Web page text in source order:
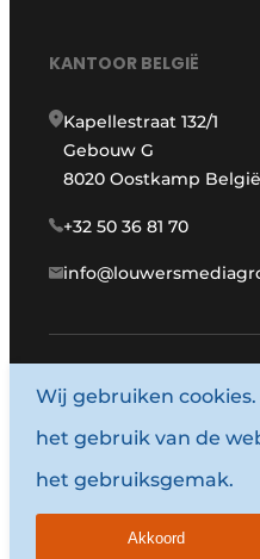
KANTOOR BELGIË
Kapellestraat 132/1
Gebouw G
8020 Oostkamp België
+32 50 36 81 70
© 1987 - 2026
Algemene
Wij gebruiken
het gebruik van de
het gebruiksgemak.
Akkoord